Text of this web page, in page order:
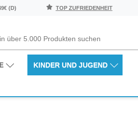
(D) TOP ZUFRIEDENHEIT
KINDER UND JUGEND